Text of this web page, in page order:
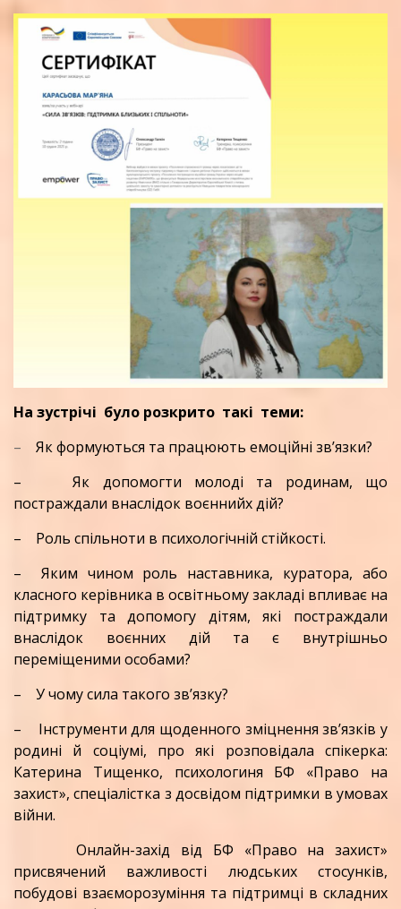
На зустрічі було розкрито такі теми:
– Як формуються та працюють емоційні зв’язки?
– Як допомогти молоді та родинам, що
постраждали внаслідок воєннийх дій?
– Роль спільноти в психологічній стійкості.
– Яким чином роль наставника, куратора, або
класного керівника в освітньому закладі впливає на
підтримку та допомогу дітям, які постраждали
внаслідок воєнних дій та є внутрішньо
переміщеними особами?
– У чому сила такого зв’язку?
– Інструменти для щоденного зміцнення зв’язків у
родині й соціумі, про які розповідала спікерка:
Катерина Тищенко, психологиня БФ «Право на
захист», спеціалістка з досвідом підтримки в умовах
війни.
Онлайн-захід від БФ «Право на захист»
присвячений важливості людських стосунків,
побудові взаєморозуміння та підтримці в складних